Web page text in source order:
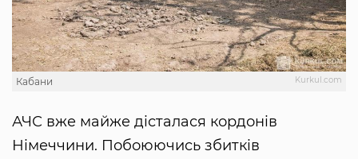
Kurkul.com
Кабани
АЧС вже майже дісталася кордонів
Німеччини. Побоюючись збитків